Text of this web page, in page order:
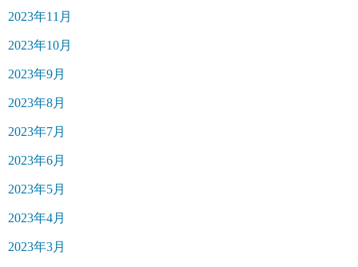
2023年11月
2023年10月
2023年9月
2023年8月
2023年7月
2023年6月
2023年5月
2023年4月
2023年3月